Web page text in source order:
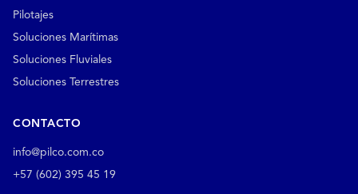
Pilotajes
Soluciones Marítimas
Soluciones Fluviales
Soluciones Terrestres
CONTACTO
info@pilco.com.co
+57 (602) 395 45 19